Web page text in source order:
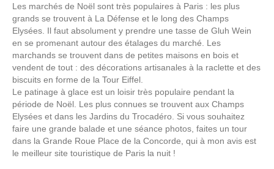
Les marchés de Noël sont très populaires à Paris : les plus
grands se trouvent à La Défense et le long des Champs
Elysées. Il faut absolument y prendre une tasse de Gluh Wein
en se promenant autour des étalages du marché. Les
marchands se trouvent dans de petites maisons en bois et
vendent de tout : des décorations artisanales à la raclette et des
biscuits en forme de la Tour Eiffel.
Le patinage à glace est un loisir très populaire pendant la
période de Noël. Les plus connues se trouvent aux Champs
Elysées et dans les Jardins du Trocadéro. Si vous souhaitez
faire une grande balade et une séance photos, faites un tour
dans la Grande Roue Place de la Concorde, qui à mon avis est
le meilleur site touristique de Paris la nuit !